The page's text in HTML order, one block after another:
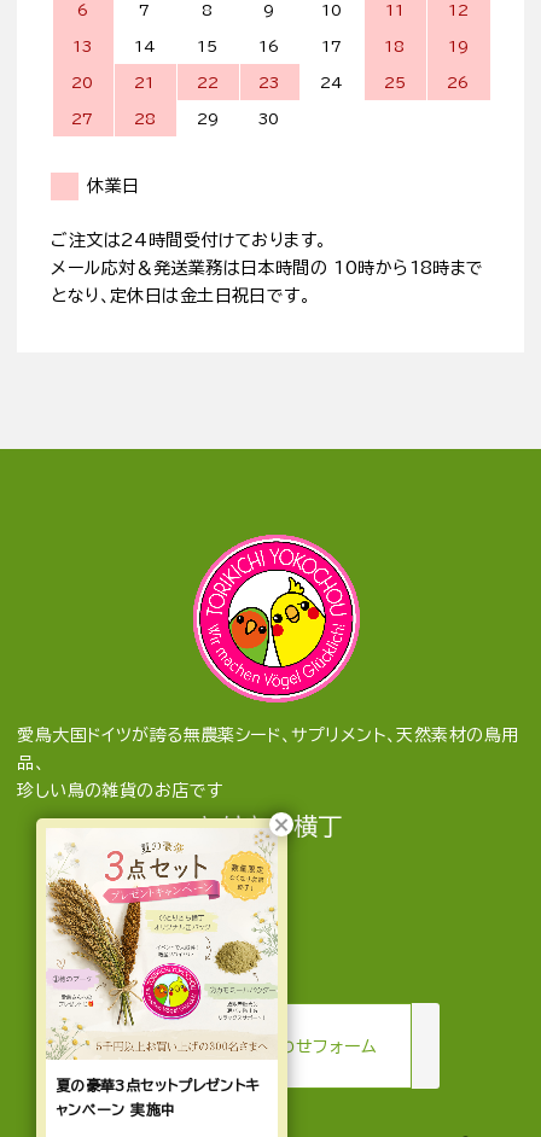
6 7 8 9 10 11 12
13 14 15 16 17 18 19
20 21 22 23 24 25 26
27 28 29 30
休業日
ご注文は24時間受付けております。
メール応対＆発送業務は日本時間の 10時から18時まで
となり、定休日は金土日祝日です。
愛鳥大国ドイツが誇る無農薬シード、サプリメント、天然素材の鳥用
品、
珍しい鳥の雑貨のお店です
とりきち横丁
mail お問い合わせフォーム
夏の豪華3点セットプレゼントキ
ャンペーン 実施中